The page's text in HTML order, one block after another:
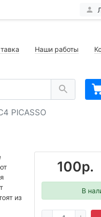
Наши работы
PICASSO
100р.
В
из